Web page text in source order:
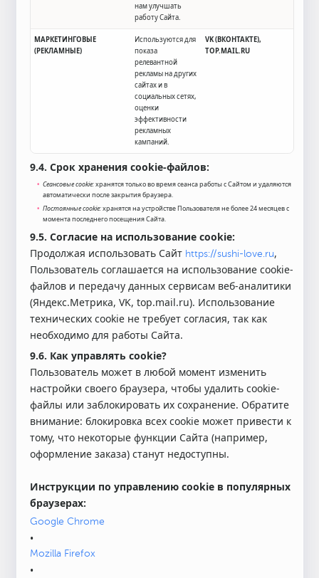
нам улучшать
работу Сайта.
МАРКЕТИНГОВЫЕ
(РЕКЛАМНЫЕ)
Используются для
показа
релевантной
рекламы на других
сайтах и в
социальных сетях,
оценки
эффективности
рекламных
кампаний.
VK (ВКОНТАКТЕ),
TOP.MAIL.RU
9.4. Срок хранения cookie-файлов:
Сеансовые cookie:хранятся только во время сеанса работы с Сайтом и удаляются
автоматически после закрытия браузера.
Постоянные cookie:хранятся на устройстве Пользователя не более 24 месяцев с
момента последнего посещения Сайта.
9.5. Согласие на использование cookie:
Продолжая использовать Сайт https://sushi-love.ru,
Пользователь соглашается на использование cookie-
файлов и передачу данных сервисам веб-аналитики
(Яндекс.Метрика, VK, top.mail.ru). Использование
технических cookie не требует согласия, так как
необходимо для работы Сайта.
9.6. Как управлять cookie?
Пользователь может в любой момент изменить
настройки своего браузера, чтобы удалить cookie-
файлы или заблокировать их сохранение. Обратите
внимание: блокировка всех cookie может привести к
тому, что некоторые функции Сайта (например,
оформление заказа) станут недоступны.
Инструкции по управлению cookie в популярных
браузерах:
Google Chrome
•
Mozilla Firefox
•